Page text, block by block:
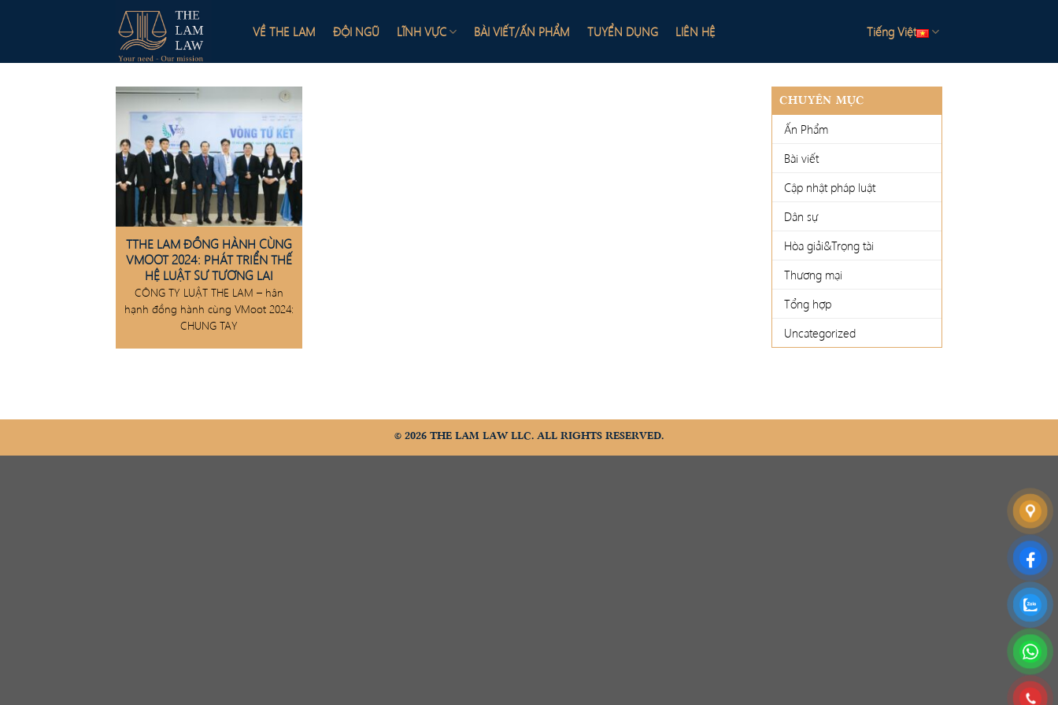
VỀ THE LAM ĐỘI NGŨ LĨNH VỰC BÀI VIẾT/ẤN PHẨM TUYỂN DỤNG LIÊN HỆ Tiếng Việt
TTHE LAM ĐỒNG HÀNH CÙNG
VMOOT 2024: PHÁT TRIỂN THẾ
HỆ LUẬT SƯ TƯƠNG LAI
CÔNG TY LUẬT THE LAM – hân
hạnh đồng hành cùng VMoot 2024:
CHUNG TAY
CHUYÊN MỤC
Ấn Phẩm
Bài viết
Cập nhật pháp luật
Dân sự
Hòa giải&Trọng tài
Thương mại
Tổng hợp
Uncategorized
© 2026 THE LAM LAW LLC. ALL RIGHTS RESERVED.